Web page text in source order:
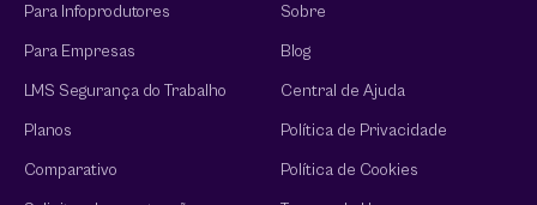
Para Infoprodutores
Para Empresas
LMS Segurança do Trabalho
Planos
Comparativo
Sobre
Blog
Central de Ajuda
Política de Privacidade
Política de Cookies